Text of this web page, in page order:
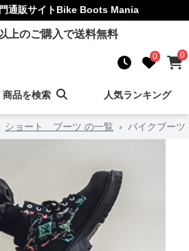
通販サイトBike Boots Mania
上のご購入で送料無料
0 0
商品を検索 人気ランキング
ショート ブーツ の一覧 › バイクブーツ